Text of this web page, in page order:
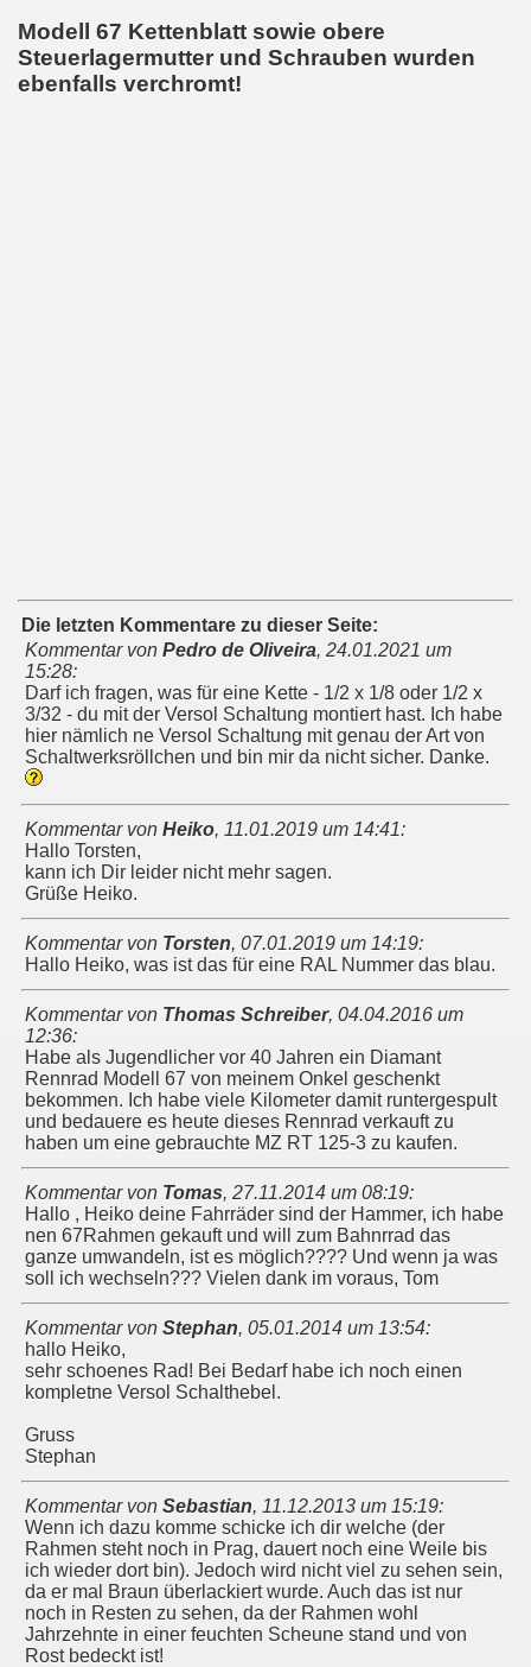
Modell 67 Kettenblatt sowie obere
Steuerlagermutter und Schrauben wurden
ebenfalls verchromt!
Die letzten Kommentare zu dieser Seite:
Kommentar von Pedro de Oliveira, 24.01.2021 um
15:28:
Darf ich fragen, was für eine Kette - 1/2 x 1/8 oder 1/2 x
3/32 - du mit der Versol Schaltung montiert hast. Ich habe
hier nämlich ne Versol Schaltung mit genau der Art von
Schaltwerksröllchen und bin mir da nicht sicher. Danke.
Kommentar von Heiko, 11.01.2019 um 14:41:
Hallo Torsten,
kann ich Dir leider nicht mehr sagen.
Grüße Heiko.
Kommentar von Torsten, 07.01.2019 um 14:19:
Hallo Heiko, was ist das für eine RAL Nummer das blau.
Kommentar von Thomas Schreiber, 04.04.2016 um
12:36:
Habe als Jugendlicher vor 40 Jahren ein Diamant
Rennrad Modell 67 von meinem Onkel geschenkt
bekommen. Ich habe viele Kilometer damit runtergespult
und bedauere es heute dieses Rennrad verkauft zu
haben um eine gebrauchte MZ RT 125-3 zu kaufen.
Kommentar von Tomas, 27.11.2014 um 08:19:
Hallo , Heiko deine Fahrräder sind der Hammer, ich habe
nen 67Rahmen gekauft und will zum Bahnrrad das
ganze umwandeln, ist es möglich???? Und wenn ja was
soll ich wechseln??? Vielen dank im voraus, Tom
Kommentar von Stephan, 05.01.2014 um 13:54:
hallo Heiko,
sehr schoenes Rad! Bei Bedarf habe ich noch einen
kompletne Versol Schalthebel.
Gruss
Stephan
Kommentar von Sebastian, 11.12.2013 um 15:19:
Wenn ich dazu komme schicke ich dir welche (der
Rahmen steht noch in Prag, dauert noch eine Weile bis
ich wieder dort bin). Jedoch wird nicht viel zu sehen sein,
da er mal Braun überlackiert wurde. Auch das ist nur
noch in Resten zu sehen, da der Rahmen wohl
Jahrzehnte in einer feuchten Scheune stand und von
Rost bedeckt ist!